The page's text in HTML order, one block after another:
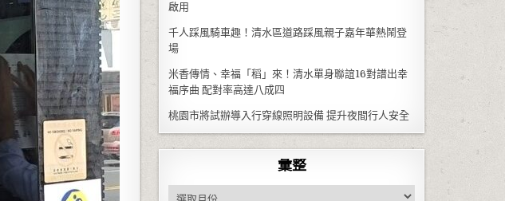
啟用
千人踩風騎車趣！清水區道路踩風親子嘉年華熱鬧登
場
米香傳情、幸福「稻」來！清水單身聯誼16對譜出幸
福序曲 配對率高達八成四
桃園市將試辦導入行穿線照明設備 提升夜間行人安全
彙整
彙整